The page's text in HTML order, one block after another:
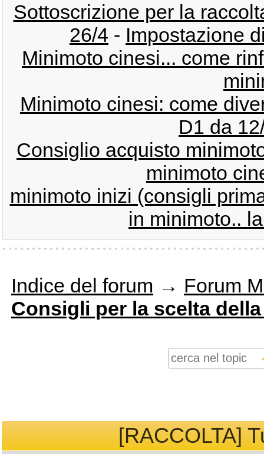
Sottoscrizione per la
26/4 - Impostazione
Minimoto cinesi... come
Minimoto cinesi: come
D1 da
Consiglio acquisto
minimoto
minimoto inizi (consigli
in minimoto..
Indice del forum → Forum
Consigli per la scelta
[RACCOLTA]